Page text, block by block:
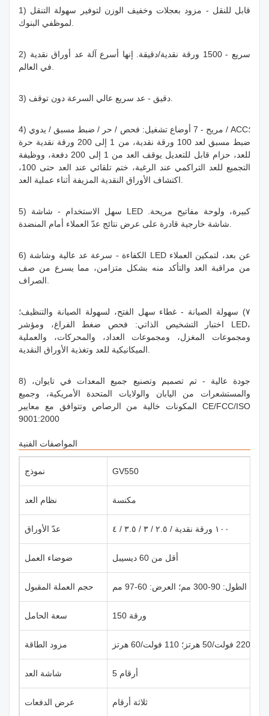
1) قابل للنقل - مزود بعجلات وخفيف الوزن لتوفير سهولة التنقل
لموظفي البنوك.
2) سريع - 1500 ورقة نقدية/دقيقة. إنها أسرع آلة عد أوراق نقدية
في العالم.
3) دقيق - عد سريع عالي السرعة دون توقف.
4) مريح - 7 أوضاع تشغيل: فحص / حر / ضبط مسبق / يدوي / ACC؛
ضبط مسبق لعد 100 ورقة نقدية، من 1 إلى 200 ورقة نقدية حرة
للعد، حزام قابل للتعديل يوقف العد من 1 إلى 200 دفعة، ووظيفة
التجميع للعد التراكمي عند الرغبة، ختم تلقائي عند العد حتى 100،
اكتشاف الأوراق النقدية المزيفة أثناء عملية العد.
5) سهل الاستخدام - شاشة LED كبيرة، ولوحة مفاتيح مريحة.
شاشة خارجية قادرة على عرض نتائج عدّ العملاء أمام المنضدة.
6) الكفاءة - سرعة عد عالية وشاشة LED عن بعد، لتمكين العملاء
من مراقبة العد والتأكد منه بشكل متزامن، مما يسرع من صف
الصراف.
٧) سهولة الصيانة - غطاء سهل الفتح، لسهولة الصيانة والتنظيف؛
اختبار التشخيص الذاتي: فحص ضغط الفراغ، ومؤشر LED،
ومجموعات المغزل، ومجموعات العداد، والمحركات، والعملية
الميكانيكية للعد وتغذية الأوراق النقدية.
8) جودة عالية - تم تصميم وتصنيع جميع المعدات في تايوان،
والمستشعرات من اليابان والولايات المتحدة الأمريكية، وجميع
المكونات خالية من الرصاص وتتوافق مع معايير CE/FCC/ISO
9001:2000
المواصفات الفنية
نموذج GV550
نظام العد مكنسة
عدّ الأوراق ١٠٠ ورقة نقدية / ٢.٥ / ٣ / ٣.٥ / ٤
ضوضاء العمل أقل من 60 ديسيبل
حجم العملة المقبول الطول: 90-300 مم؛ العرض: 60-97 مم
سعة الحامل 150 ورقة
مزود الطاقة
شاشة العد 5 أرقام
عرض الدفعات ثلاثة أرقام